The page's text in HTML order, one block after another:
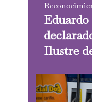
Ilustre